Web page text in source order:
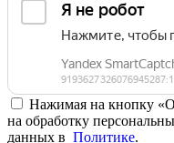
Нажимая на кнопку
на обработку
данных в Политике.